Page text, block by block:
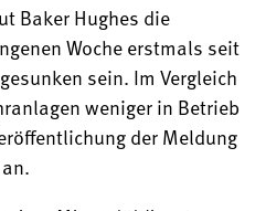
Baker Hughes die
Woche erstmals seit
sein. Im Vergleich
weniger in Betrieb
der Meldung